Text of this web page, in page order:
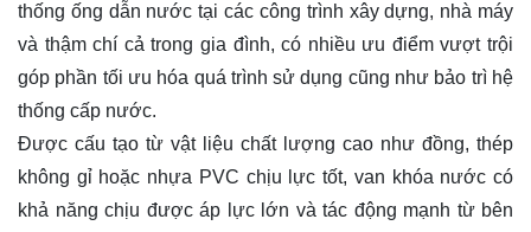
thống ống dẫn nước tại các công trình xây dựng, nhà máy
và thậm chí cả trong gia đình, có nhiều ưu điểm vượt trội
góp phần tối ưu hóa quá trình sử dụng cũng như bảo trì hệ
thống cấp nước.
Được cấu tạo từ vật liệu chất lượng cao như đồng, thép
không gỉ hoặc nhựa PVC chịu lực tốt, van khóa nước có
khả năng chịu được áp lực lớn và tác động mạnh từ bên